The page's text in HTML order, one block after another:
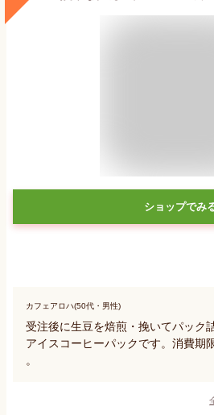
ショップでみ
カフェアロハ(50代・男性)
受注後に生豆を焙煎・挽いてパック
アイスコーヒーパックです。消費期
。